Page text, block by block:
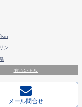
km
ン
右ハンドル
メール問合せ